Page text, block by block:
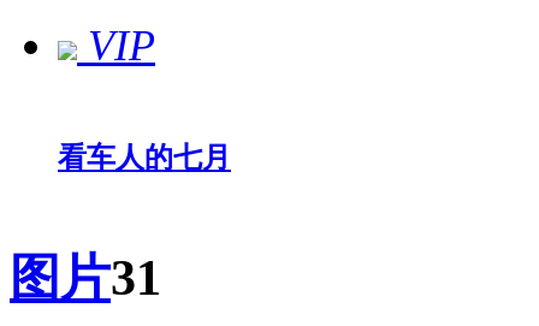
VIP
看车人的七月
图片31